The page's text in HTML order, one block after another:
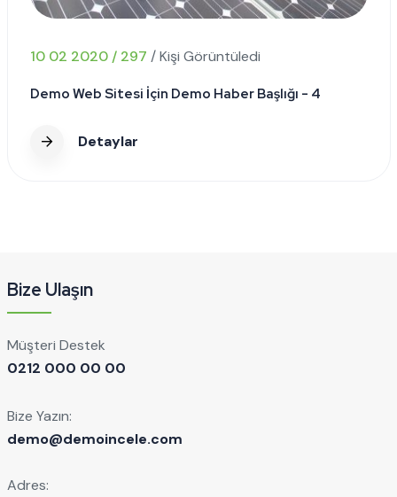
10 02 2020 / 297 / Kişi Görüntüledi
Demo Web Sitesi İçin Demo Haber Başlığı - 4
Detaylar
Bize Ulaşın
Müşteri Destek
0212 000 00 00
Bize Yazın:
demo@demoincele.com
Adres: